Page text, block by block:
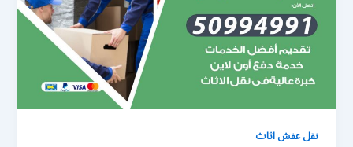
نقل عفش اثاث